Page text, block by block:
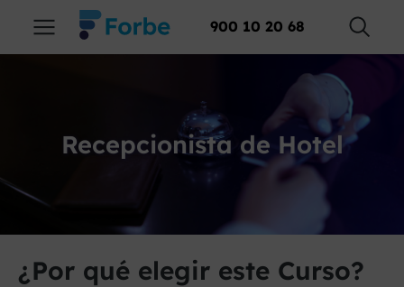
900 10 20 68
Recepcionista de Hotel
¿Por qué elegir este Curso?